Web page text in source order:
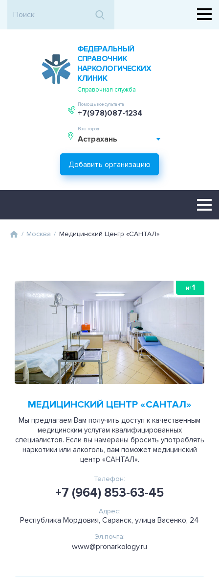
ФЕДЕРАЛЬНЫЙ
СПРАВОЧНИК
НАРКОЛОГИЧЕСКИХ
КЛИНИК
Справочная служба
Помощь консультанта
+7(978)087-1234
Ваш город:
Астрахань
Добавить организацию
/ Москва / Медицинский Центр «САНТАЛ»
№ 1
МЕДИЦИНСКИЙ ЦЕНТР «САНТАЛ»
Мы предлагаем Вам получить доступ к качественным
медицинским услугам квалифицированных
специалистов. Если вы намерены бросить употреблять
наркотики или алкоголь, вам поможет медицинский
центр «САНТАЛ».
Телефон:
+7 (964) 853-63-45
Адрес:
Республика Мордовия, Саранск, улица Васенко, 24
Эл.почта:
www@pronarkology.ru